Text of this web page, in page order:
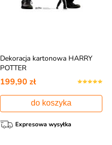
Dekoracja kartonowa HARRY
POTTER
199,90 zł
do koszyka
Expresowa wysyłka